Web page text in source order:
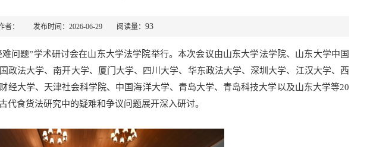
者： 发布时间：2026-06-29 阅读量： 93
问题”学术研讨会在山东大学法学院举行。本次会议由山东大学法学院、山东大学中国
政法大学、南开大学、厦门大学、四川大学、华东政法大学、深圳大学、江汉大学、西
经大学、天津社会科学院、中国海洋大学、青岛大学、青岛科技大学以及山东大学等20
食货法研究中的疑难和争议问题展开深入研讨。